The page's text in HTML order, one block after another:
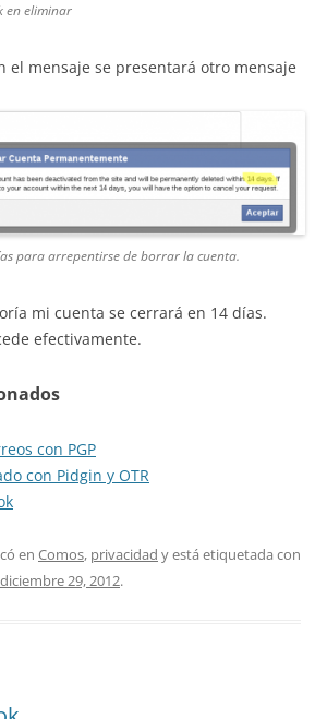
en eliminar
el mensaje se presentará otro mensaje
para arrepentirse de borrar la cuenta.
mi cuenta se cerrará en 14 días.
efectivamente.
con PGP
con Pidgin y OTR
en Comos, privacidad y está etiquetada con
diciembre 29, 2012.